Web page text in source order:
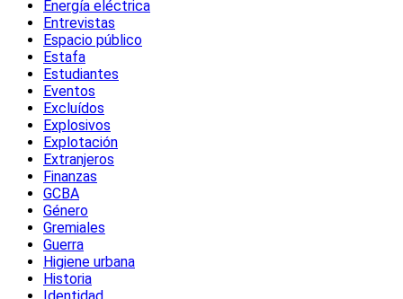
Energía eléctrica
Entrevistas
Espacio público
Estafa
Estudiantes
Eventos
Excluídos
Explosivos
Explotación
Extranjeros
Finanzas
GCBA
Género
Gremiales
Guerra
Higiene urbana
Historia
Identidad